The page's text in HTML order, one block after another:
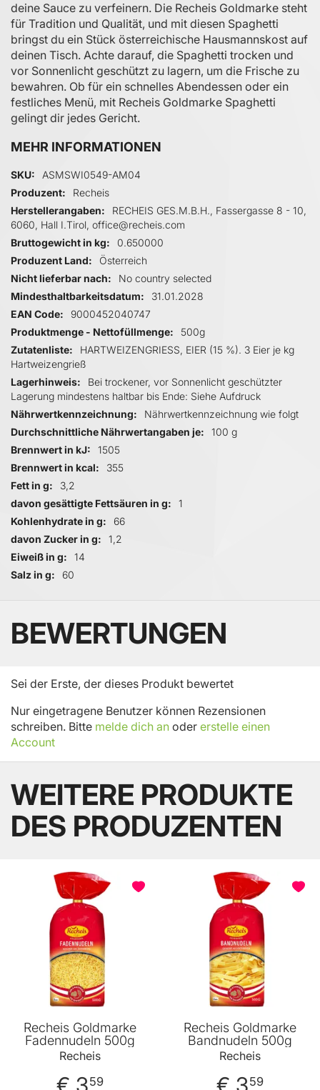
deine Sauce zu verfeinern. Die Recheis Goldmarke steht
für Tradition und Qualität, und mit diesen Spaghetti
bringst du ein Stück österreichische Hausmannskost auf
deinen Tisch. Achte darauf, die Spaghetti trocken und
vor Sonnenlicht geschützt zu lagern, um die Frische zu
bewahren. Ob für ein schnelles Abendessen oder ein
festliches Menü, mit Recheis Goldmarke Spaghetti
gelingt dir jedes Gericht.
MEHR INFORMATIONEN
Mehr Informationen
SKU
ASMSWI0549-AM04
Produzent
Recheis
Herstellerangaben
RECHEIS GES.M.B.H., Fassergasse 8 - 10,
6060, Hall I.Tirol, office@recheis.com
Bruttogewicht in kg
0.650000
Produzent Land
Österreich
Nicht lieferbar nach
No country selected
Mindesthaltbarkeitsdatum
31.01.2028
EAN Code
9000452040747
Produktmenge - Nettofüllmenge
500g
Zutatenliste
HARTWEIZENGRIESS, EIER (15 %). 3 Eier je kg
Hartweizengrieß
Lagerhinweis
Bei trockener, vor Sonnenlicht geschützter
Lagerung mindestens haltbar bis Ende: Siehe Aufdruck
Nährwertkennzeichnung
Nährwertkennzeichnung wie folgt
Durchschnittliche Nährwertangaben je
100 g
Brennwert in kJ
1505
Brennwert in kcal
355
Fett in g
3,2
davon gesättigte Fettsäuren in g
1
Kohlenhydrate in g
66
davon Zucker in g
1,2
Eiweiß in g
14
Salz in g
60
BEWERTUNGEN
Sei der Erste, der dieses Produkt bewertet
Nur eingetragene Benutzer können Rezensionen
schreiben. Bitte melde dich an oder erstelle einen
Account
WEITERE PRODUKTE
DES PRODUZENTEN
Recheis Goldmarke
Fadennudeln 500g
Recheis
€ 359
Recheis Goldmarke
Bandnudeln 500g
Recheis
€ 359